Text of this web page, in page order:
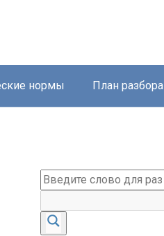
нормы План разбора